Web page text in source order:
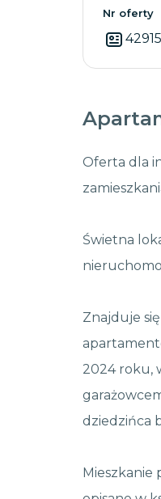
Nr oferty
Oferta dla
Świetna
Znajduje
2024 roku,
dziedzińca
Mieszkanie